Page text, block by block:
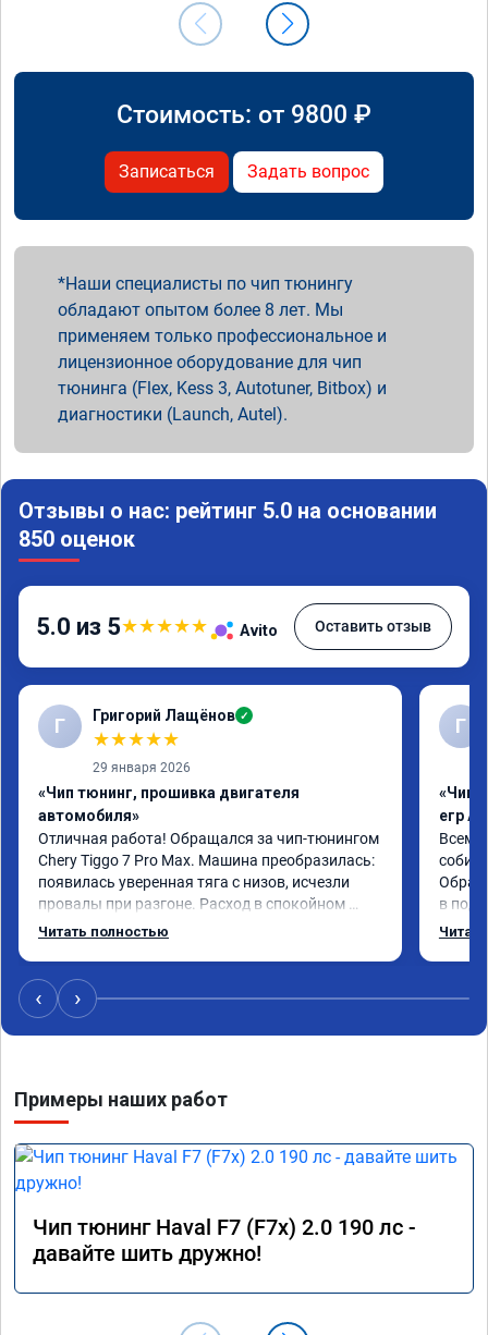
Стоимость: от 9800 ₽
Записаться Задать вопрос
Наши специалисты по чип тюнингу
обладают опытом более 8 лет. Мы
применяем только профессиональное и
лицензионное оборудование для чип
тюнинга (Flex, Kess 3, Autotuner, Bitbox) и
диагностики (Launch, Autel).
Отзывы о нас: рейтинг 5.0 на основании
850 оценок
5.0 из 5★★★★★ Avito Оставить отзыв
Г Григорий Лащёнов ✓
★★★★★
29 января 2026
«Чип тюнинг, прошивка двигателя
автомобиля»
Отличная работа! Обращался за чип-тюнингом
Chery Tiggo 7 Pro Max. Машина преобразилась:
появилась уверенная тяга с низов, исчезли
провалы при разгоне. Расход в спокойном
режиме даже немного снизился. Все сделали
Читать полностью
Г
«Чип
егр
Всем
в
‹ ›
Примеры наших работ
Чип тюнинг Haval F7 (F7x) 2.0 190 лс -
давайте шить дружно!